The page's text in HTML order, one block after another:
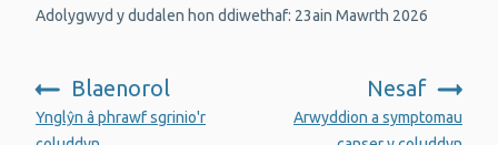
Adolygwyd y dudalen hon ddiwethaf: 23ain Mawrth 2026
Blaenorol
:
Ynglŷn â phrawf sgrinio'r
Nesaf
Arwyddion a symptomau